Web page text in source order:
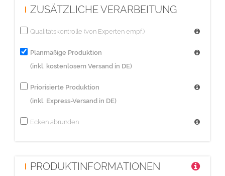
ZUSÄTZLICHE VERARBEITUNG
Qualitätskontrolle (von Experten empf.)
Planmäßige Produktion
(inkl. kostenlosem Versand in DE)
Priorisierte Produktion
(inkl. Express-Versand in DE)
Ecken abrunden
PRODUKTINFORMATIONEN